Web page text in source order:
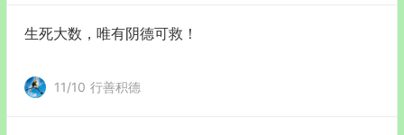
生死大数，唯有阴德可救！
11/10 行善积德